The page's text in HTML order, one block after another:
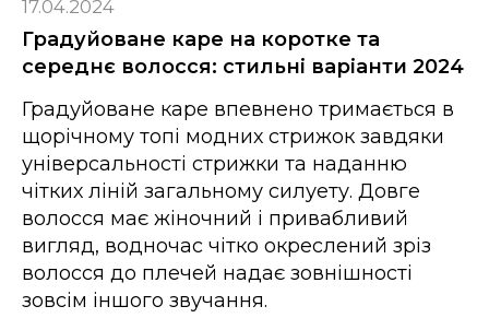
17.04.2024
Градуйоване каре на коротке та
середнє волосся: стильні варіанти 2024
Градуйоване каре впевнено тримається в
щорічному топі модних стрижок завдяки
універсальності стрижки та наданню
чітких ліній загальному силуету. Довге
волосся має жіночний і привабливий
вигляд, водночас чітко окреслений зріз
волосся до плечей надає зовнішності
зовсім іншого звучання.